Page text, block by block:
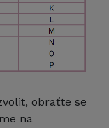
obraťte se
na